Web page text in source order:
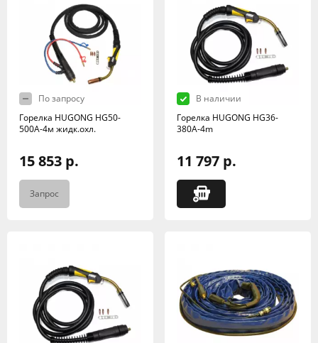
По запросу
Горелка HUGONG HG50-
500А-4м жидк.охл.
15 853 р.
Запрос
В наличии
Горелка HUGONG HG36-
380А-4m
11 797 р.